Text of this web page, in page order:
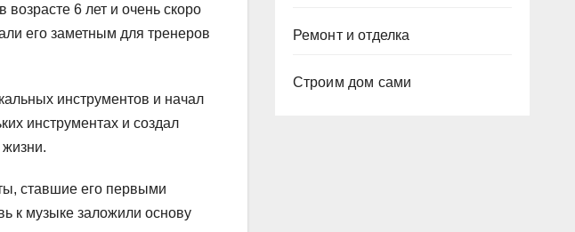
6 лет и очень скоро
его заметным для тренеров
инструментов и начал
инструментах и создал
ставшие его первыми
к музыке заложили основу
Ремонт и отделка
Строим дом сами